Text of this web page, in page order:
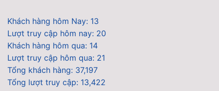
Khách hàng hôm Nay: 13
Lượt truy cập hôm nay: 20
Khách hàng hôm qua: 14
Lượt truy cập hôm qua: 21
Tổng khách hàng: 37,197
Tổng lượt truy cập: 13,422